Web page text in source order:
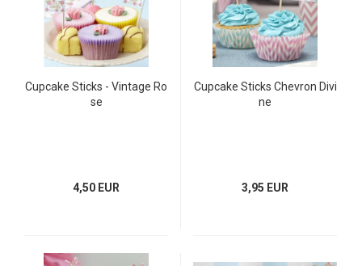
Cupcake Sticks - Vintage Ro
se
4,50 EUR
Cupcake Sticks Chevron Divi
ne
3,95 EUR